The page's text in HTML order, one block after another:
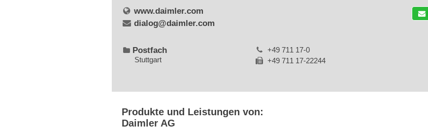
www.daimler.com
dialog@daimler.com
Postfach
Stuttgart
+49 711 17-0
+49 711 17-22244
Produkte und Leistungen von:
Daimler AG